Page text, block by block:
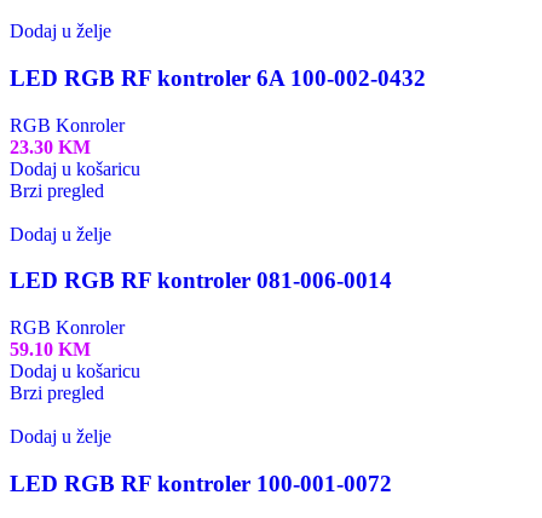
Dodaj u želje
LED RGB RF kontroler 6A 100-002-0432
RGB Konroler
23.30 KM
Dodaj u košaricu
Brzi pregled
Dodaj u želje
LED RGB RF kontroler 081-006-0014
RGB Konroler
59.10 KM
Dodaj u košaricu
Brzi pregled
Dodaj u želje
LED RGB RF kontroler 100-001-0072